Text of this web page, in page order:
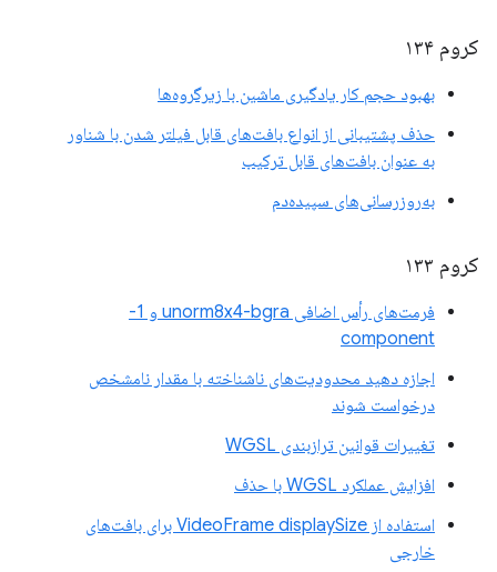
کروم ۱۳۴
بهبود حجم کار یادگیری ماشین با زیرگروه‌ها
حذف پشتیبانی از انواع بافت‌های قابل فیلتر شدن با شناور
به عنوان بافت‌های قابل ترکیب
به‌روزرسانی‌های سپیده‌دم
کروم ۱۳۳
فرمت‌های رأس اضافی unorm8x4-bgra و 1-
component
اجازه دهید محدودیت‌های ناشناخته با مقدار نامشخص
درخواست شوند
تغییرات قوانین ترازبندی WGSL
افزایش عملکرد WGSL با حذف
استفاده از VideoFrame displaySize برای بافت‌های
خارجی